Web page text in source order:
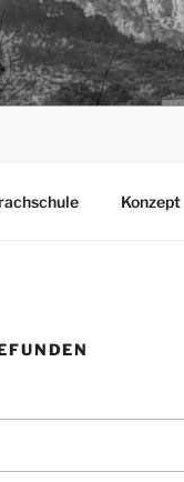
das Leben
Konzept